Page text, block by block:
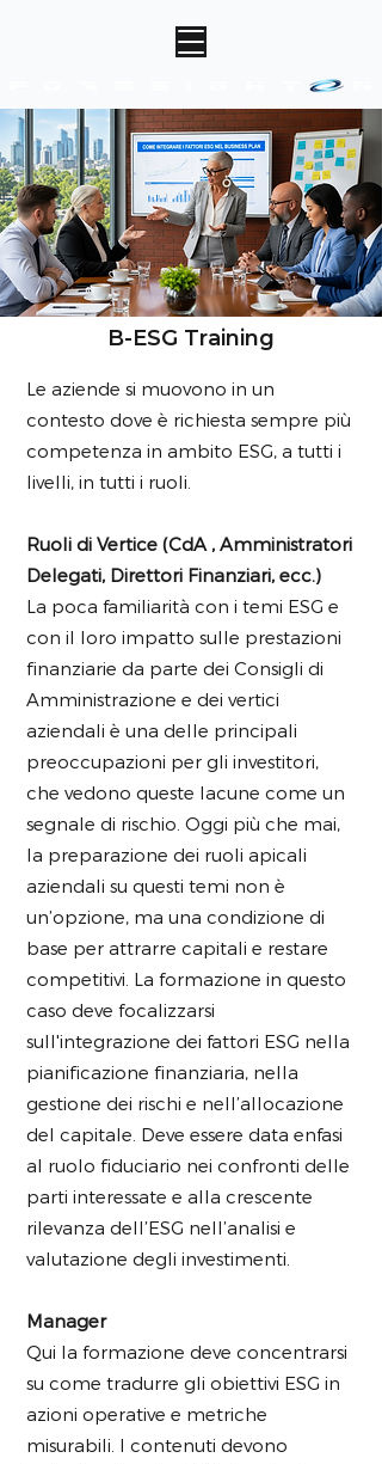
B-ESG Training
Le aziende si muovono in un
contesto dove è richiesta sempre più
competenza in ambito ESG, a tutti i
livelli, in tutti i ruoli.
Ruoli di Vertice (CdA , Amministratori
Delegati, Direttori Finanziari, ecc.)
La poca familiarità con i temi ESG e
con il loro impatto sulle prestazioni
finanziarie da parte dei Consigli di
Amministrazione e dei vertici
aziendali è una delle principali
preoccupazioni per gli investitori,
che vedono queste lacune come un
segnale di rischio. Oggi più che mai,
la preparazione dei ruoli apicali
aziendali su questi temi non è
un’opzione, ma una condizione di
base per attrarre capitali e restare
competitivi. La formazione in questo
caso deve focalizzarsi
sull'integrazione dei fattori ESG nella
pianificazione finanziaria, nella
gestione dei rischi e nell’allocazione
del capitale. Deve essere data enfasi
al ruolo fiduciario nei confronti delle
parti interessate e alla crescente
rilevanza dell’ESG nell’analisi e
valutazione degli investimenti.
Manager
Qui la formazione deve concentrarsi
su come tradurre gli obiettivi ESG in
azioni operative e metriche
misurabili. I contenuti devono